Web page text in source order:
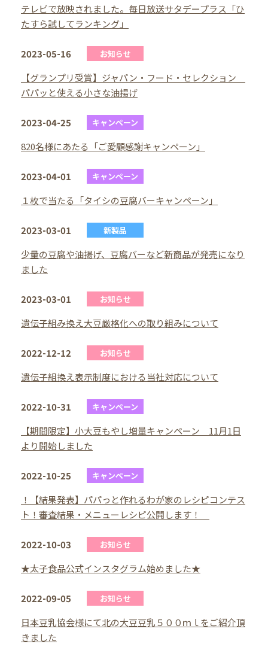
テレビで放映されました。毎日放送サタデープラス「ひ
たすら試してランキング」
2023-05-16 お知らせ
【グランプリ受賞】ジャパン・フード・セレクション
パパッと使える小さな油揚げ
2023-04-25 キャンペーン
820名様にあたる「ご愛顧感謝キャンペーン」
2023-04-01 キャンペーン
１枚で当たる「タイシの豆腐バーキャンペーン」
2023-03-01 新製品
少量の豆腐や油揚げ、豆腐バーなど新商品が発売になり
ました
2023-03-01 お知らせ
遺伝子組み換え大豆厳格化への取り組みについて
2022-12-12 お知らせ
遺伝子組換え表示制度における当社対応について
2022-10-31 キャンペーン
【期間限定】小大豆もやし増量キャンペーン 11月1日
より開始しました
2022-10-25 キャンペーン
！【結果発表】パパっと作れるわが家のレシピコンテス
ト！審査結果・メニューレシピ公開します！
2022-10-03 お知らせ
★太子食品公式インスタグラム始めました★
2022-09-05 お知らせ
日本豆乳協会様にて北の大豆豆乳５００ｍｌをご紹介頂
きました